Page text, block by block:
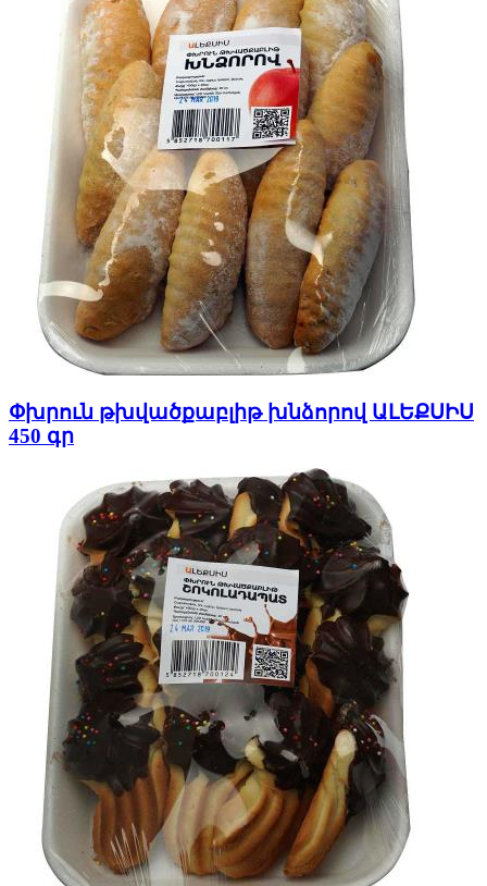
Փխրուն թխվածքաբլիթ խնձորով ԱԼԵՔՍԻՍ
450 գր